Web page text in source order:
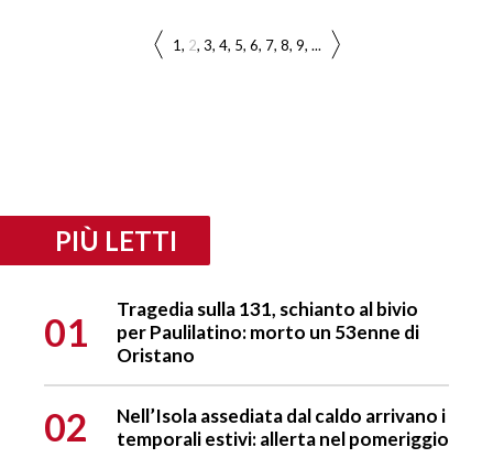
1 2 3 4 5 6 7 8 9 ...
PIÙ LETTI
01
Tragedia sulla 131, schianto al bivio
per Paulilatino: morto un 53enne di
Oristano
02
Nell’Isola assediata dal caldo arrivano i
temporali estivi: allerta nel pomeriggio